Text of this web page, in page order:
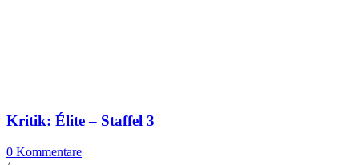
Kritik: Élite – Staffel 3
0 Kommentare